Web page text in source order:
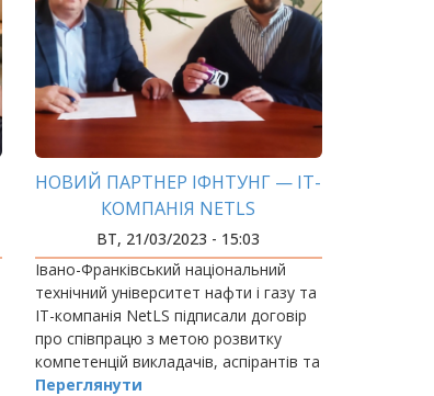
НОВИЙ ПАРТНЕР ІФНТУНГ — ІТ-
КОМПАНІЯ NETLS
ВТ, 21/03/2023 - 15:03
Івано-Франківський національний
технічний університет нафти і газу та
ІТ-компанія NetLS підписали договір
про співпрацю з метою розвитку
компетенцій викладачів, аспірантів та
студентів щодо викладання сучасних
Переглянути